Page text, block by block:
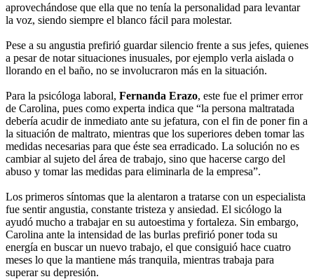
aprovechándose que ella que no tenía la personalidad para levantar
la voz, siendo siempre el blanco fácil para molestar.
Pese a su angustia prefirió guardar silencio frente a sus jefes, quienes
a pesar de notar situaciones inusuales, por ejemplo verla aislada o
llorando en el baño, no se involucraron más en la situación.
Para la psicóloga laboral, Fernanda Erazo, este fue el primer error
de Carolina, pues como experta indica que “la persona maltratada
debería acudir de inmediato ante su jefatura, con el fin de poner fin a
la situación de maltrato, mientras que los superiores deben tomar las
medidas necesarias para que éste sea erradicado. La solución no es
cambiar al sujeto del área de trabajo, sino que hacerse cargo del
abuso y tomar las medidas para eliminarla de la empresa”.
Los primeros síntomas que la alentaron a tratarse con un especialista
fue sentir angustia, constante tristeza y ansiedad. El sicólogo la
ayudó mucho a trabajar en su autoestima y fortaleza. Sin embargo,
Carolina ante la intensidad de las burlas prefirió poner toda su
energía en buscar un nuevo trabajo, el que consiguió hace cuatro
meses lo que la mantiene más tranquila, mientras trabaja para
superar su depresión.